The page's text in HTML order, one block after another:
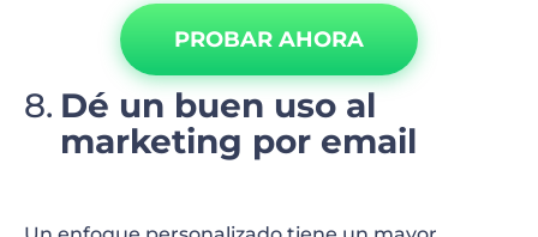
PROBAR AHORA
Dé un buen uso al
marketing por email